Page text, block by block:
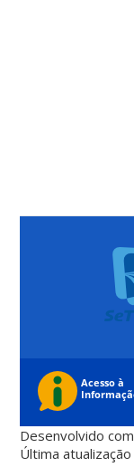
Desenvolvido
Última